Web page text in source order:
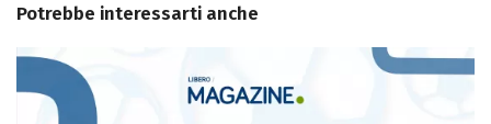
Potrebbe interessarti anche